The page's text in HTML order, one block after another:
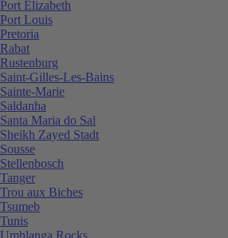
Port Elizabeth
Port Louis
Pretoria
Rabat
Rustenburg
Saint-Gilles-Les-Bains
Sainte-Marie
Saldanha
Santa Maria do Sal
Sheikh Zayed Stadt
Sousse
Stellenbosch
Tanger
Trou aux Biches
Tsumeb
Tunis
Umhlanga Rocks